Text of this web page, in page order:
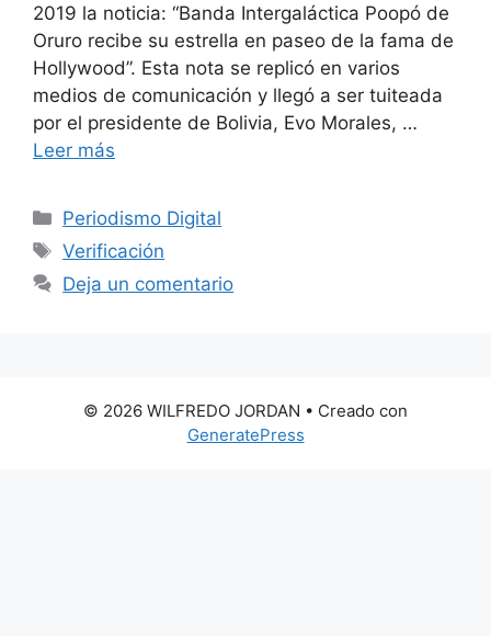
2019 la noticia: “Banda Intergaláctica Poopó de
Oruro recibe su estrella en paseo de la fama de
Hollywood”. Esta nota se replicó en varios
medios de comunicación y llegó a ser tuiteada
por el presidente de Bolivia, Evo Morales, …
Leer más
Categorías
Periodismo Digital
Etiquetas
Verificación
Deja un comentario
© 2026 WILFREDO JORDAN • Creado con
GeneratePress